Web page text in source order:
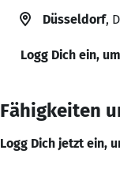
Düsseldorf,
Logg Dich ein,
Fähigkeiten
Logg Dich jetzt ein,